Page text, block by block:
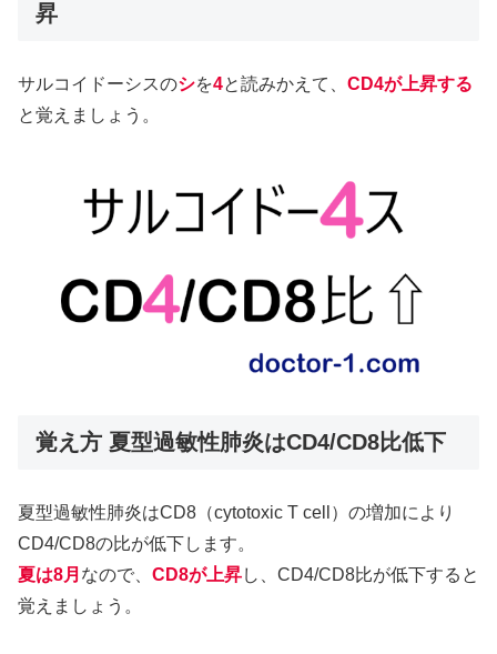
昇
サルコイドーシスのシを4と読みかえて、 CD4が上昇する
と覚えましょう。
覚え方 夏型過敏性肺炎はCD4/CD8比低下
夏型過敏性肺炎はCD8（cytotoxic T cell）の増加により
CD4/CD8の比が低下します。
夏は8月 なので、 CD8が上昇し、CD4/CD8比が低下すると
覚えましょう。